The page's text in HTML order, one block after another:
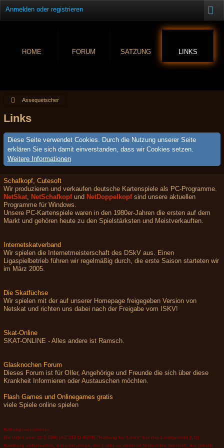
Anmelden oder registrieren
HOME FORUM SATZUNG LINKS
Assequetscher
Links
Diese Seite verwendet Cookies. Durch die Nutzung unserer Seite
erklären Sie sich damit einverstanden, dass wir Cookies setzen.
Weitere Informationen
Schafkopf, Cutesoft
Wir produzieren und verkaufen deutsche Kartenspiele als PC-Programme.
NetSkat, NetSchafkopfund NetDoppelkopf sind unsere aktuellen
Programme für Windows.
Unsere PC-Kartenspiele waren in den 1980er-Jahren die ersten auf dem
Markt und gehören heute zu den Spielstärksten und Meistverkauften.
Internetskatverband
Wir spielen die Internetmeisterschaft des DSkV aus. Einen
Ligaspielbetrieb führen wir regelmäßig durch, die erste Saison starteten wir
im März 2005.
Die Skatfüchse
Wir spielen mit der auf unserer Homepage freigegeben Version von
Netskat und richten uns dabei nach der Freigabe vom ISKV!
Skat-Online
SKAT-ONLINE - Alles andere ist Ramsch.
Glasknochen Forum
Dieses Forum ist für OIler, Angehörige und Freunde die sich über diese
Krankheit Informieren oder Austauschen möchten.
Flash Games und Onlinegames gratis
viele Spiele online spielen
Haftungsausschluss:
Mit Urteil vom 12.5.1998 (AZ 312 O 85/98) "Haftung für Links" hat das Landgericht (LG)
Hamburg entschieden, dass derjenige, der Links zu anderen Webseiten herstellt, die Inhalte